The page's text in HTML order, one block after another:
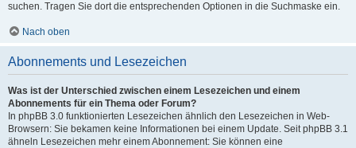
suchen. Tragen Sie dort die entsprechenden Optionen in die Suchmaske ein.
Nach oben
Abonnements und Lesezeichen
Was ist der Unterschied zwischen einem Lesezeichen und einem
Abonnements für ein Thema oder Forum?
In phpBB 3.0 funktionierten Lesezeichen ähnlich den Lesezeichen in Web-
Browsern: Sie bekamen keine Informationen bei einem Update. Seit phpBB 3.1
ähneln Lesezeichen mehr einem Abonnement: Sie können eine